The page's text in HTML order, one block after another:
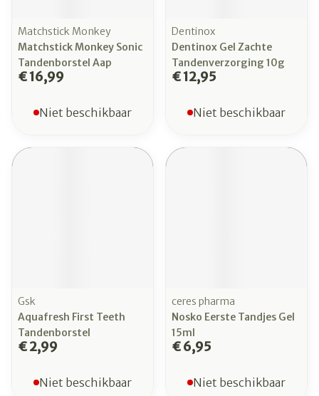
Matchstick Monkey
Matchstick Monkey Sonic
Tandenborstel Aap
€ 16,99
Niet beschikbaar
Dentinox
Dentinox Gel Zachte
Tandenverzorging 10g
€ 12,95
Niet beschikbaar
Gsk
Aquafresh First Teeth
Tandenborstel
€ 2,99
Niet beschikbaar
ceres pharma
Nosko Eerste Tandjes Gel
15ml
€ 6,95
Niet beschikbaar